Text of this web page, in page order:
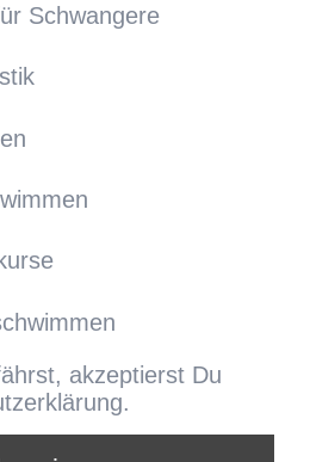
Schwangere
akzeptierst Du